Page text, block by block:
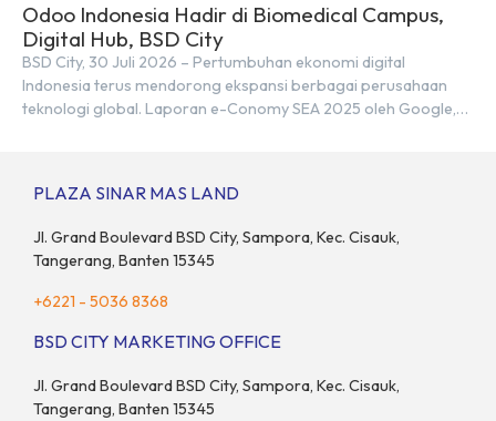
Odoo Indonesia Hadir di Biomedical Campus,
Digital Hub, BSD City
BSD City, 30 Juli 2026 – Pertumbuhan ekonomi digital
Indonesia terus mendorong ekspansi berbagai perusahaan
teknologi global. Laporan e-Conomy SEA 2025 oleh Google,
sebesar 14% dibandingkan dengan tahun sebelumnya. Kondisi
PLAZA SINAR MAS LAND
Jl. Grand Boulevard BSD City, Sampora, Kec. Cisauk,
Tangerang, Banten 15345
+6221 - 5036 8368
BSD CITY MARKETING OFFICE
Jl. Grand Boulevard BSD City, Sampora, Kec. Cisauk,
Tangerang, Banten 15345